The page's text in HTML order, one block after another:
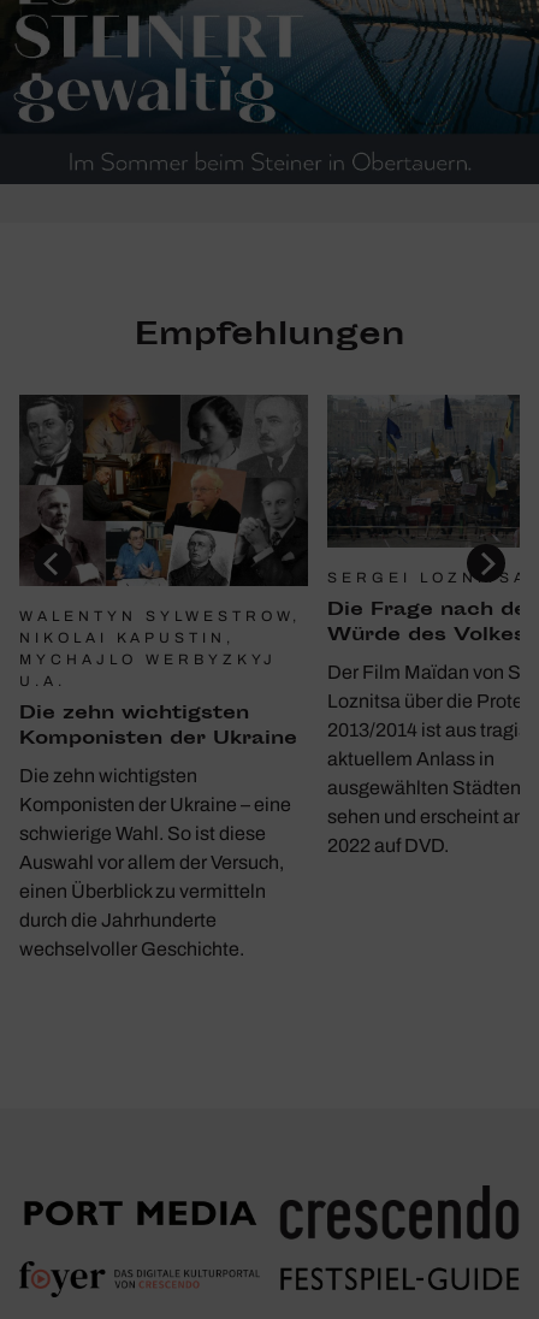
Empfehlungen
WALENTYN SYLWESTROW,
NIKOLAI KAPUSTIN,
MYCHAJLO WERBYZKYJ
U.A.
Die zehn wich­tigsten
Kompo­nisten der Ukraine
Die zehn wichtigsten
Komponisten der Ukraine – eine
schwierige Wahl. So ist diese
Auswahl vor allem der Versuch,
einen Überblick zu vermitteln
durch die Jahrhunderte
wechselvoller Geschichte.
SERGEI LOZNITSA
Die Frage nach der
Würde des Volkes
Der Film Maïdan von
Loznitsa über die
2013/2014 ist aus
aktuellem Anlass in
ausgewählten Städten
sehen und erscheint am
2022 auf DVD.